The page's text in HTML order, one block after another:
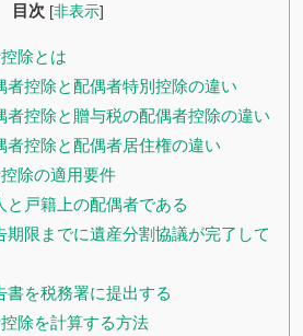
目次 [非表示]
除とは
控除と配偶者特別控除の違い
控除と贈与税の配偶者控除の違い
控除と配偶者居住権の違い
除の適用要件
戸籍上の配偶者である
限までに遺産分割協議が完了して
を税務署に提出する
除を計算する方法